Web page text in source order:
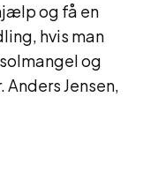
og få en
hvis man
og
Jensen,